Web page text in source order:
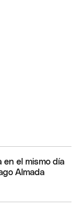
en el mismo día
Almada